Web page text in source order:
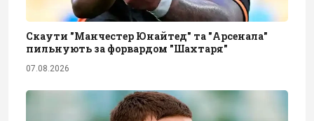
Скаути "Манчестер Юнайтед" та "Арсенала"
пильнують за форвардом "Шахтаря"
07.08.2026